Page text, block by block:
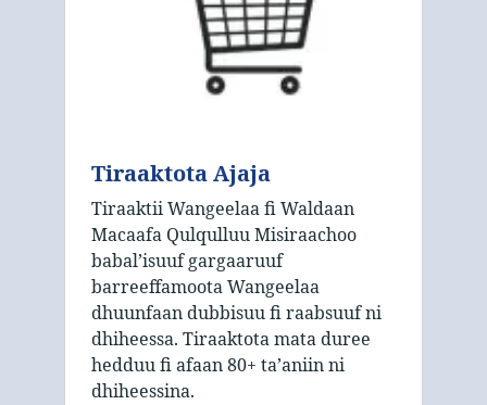
Tiraaktota Ajaja
Tiraaktii Wangeelaa fi Waldaan
Macaafa Qulqulluu Misiraachoo
babal’isuuf gargaaruuf
barreeffamoota Wangeelaa
dhuunfaan dubbisuu fi raabsuuf ni
dhiheessa. Tiraaktota mata duree
hedduu fi afaan 80+ taʼaniin ni
dhiheessina.